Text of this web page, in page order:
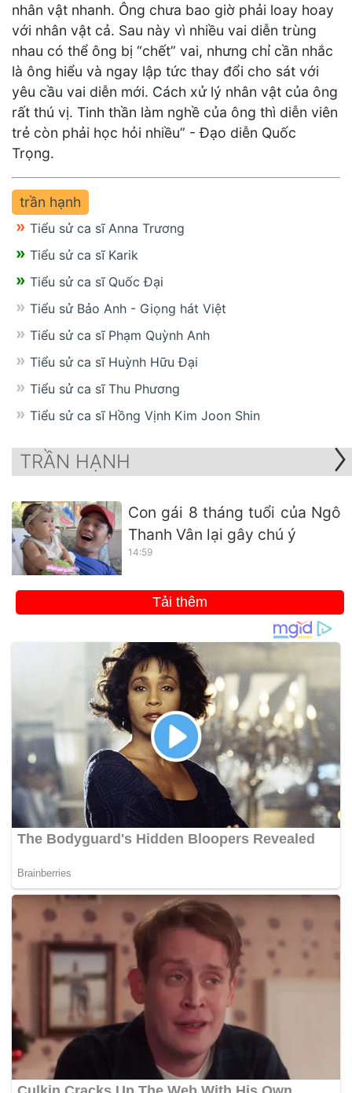
nhân vật nhanh. Ông chưa bao giờ phải loay hoay
với nhân vật cả. Sau này vì nhiều vai diễn trùng
nhau có thể ông bị “chết” vai, nhưng chỉ cần nhắc
là ông hiểu và ngay lập tức thay đổi cho sát với
yêu cầu vai diễn mới. Cách xử lý nhân vật của ông
rất thú vị. Tinh thần làm nghề của ông thì diễn viên
trẻ còn phải học hỏi nhiều” - Đạo diễn Quốc
Trọng.
trần hạnh
Tiểu sử ca sĩ Anna Trương
Tiểu sử ca sĩ Karik
Tiểu sử ca sĩ Quốc Đại
Tiểu sử Bảo Anh - Giọng hát Việt
Tiểu sử ca sĩ Phạm Quỳnh Anh
Tiểu sử ca sĩ Huỳnh Hữu Đại
Tiểu sử ca sĩ Thu Phương
Tiểu sử ca sĩ Hồng Vịnh Kim Joon Shin
TRẦN HẠNH
Con gái 8 tháng tuổi của Ngô
Thanh Vân lại gây chú ý
14:59
Tải thêm